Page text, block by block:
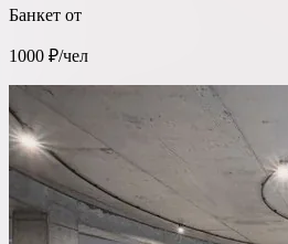
Тип площадки
Ресторан
Банкетный зал
Лофт
Веранда / Шатер
Банкет от
1000 ₽/чел